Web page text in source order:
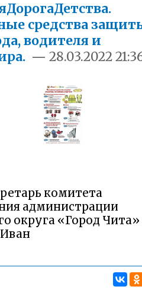
средства
водителя и
— 28.03.2022
комитета
администрации
округа «Город Чита»